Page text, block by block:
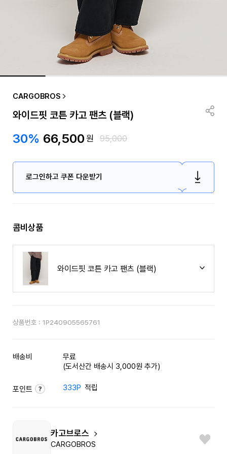
CARGOBROS
와이드핏 코튼 카고 팬츠 (블랙)
30% 66,500원 95,000
로그인하고 쿠폰 다운받기
콤비상품
와이드핏 코튼 카고 팬츠 (블랙)
상품번호 : 1P240905565761
배송비
무료
(도서산간 배송시 3,000원 추가)
포인트 333P 적립
카고브로스
CARGOBROS